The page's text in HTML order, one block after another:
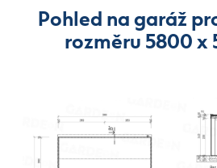
Pohled na garáž
rozměru 5800 x